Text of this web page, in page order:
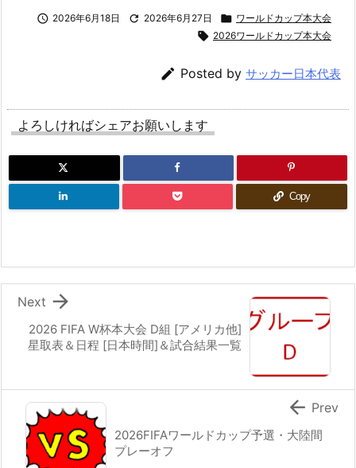
 2026年6月18日  2026年6月27日  ワールドカップ本大会
 2026ワールドカップ本大会
 Posted by サッカー日本代表
よろしければシェアお願いします
Copy
2026 FIFA W杯本大会 D組 [アメリカ他]
星取表＆日程 [日本時間]＆試合結果一覧

Next
2026FIFAワールドカップ予選・大陸間
プレーオフ
 Prev